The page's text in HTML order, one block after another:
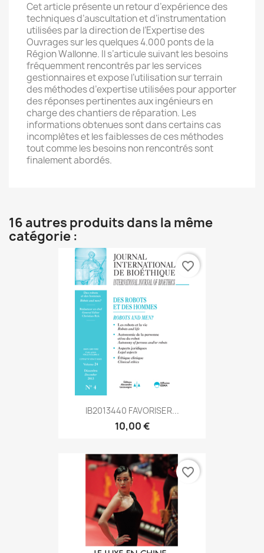
Cet article présente un retour d’expérience des
techniques d’auscultation et d’instrumentation
utilisées par la direction de l’Expertise des
Ouvrages sur les quelques 4.000 ponts de la
Région Wallonne. Il s’articule suivant les besoins
fréquemment rencontrés par les services
gestionnaires et expose l’utilisation sur terrain
des méthodes d’expertise utilisées pour apporter
des réponses pertinentes aux ingénieurs en
charge des chantiers de réparation. Les
informations obtenues sont dans certains cas
incomplètes et les faiblesses de ces méthodes
tout comme les besoins non rencontrés sont
finalement abordés.
16 autres produits dans la même
catégorie :
IB2013440 FAVORISER...
10,00 €
favorite_border
favorite_border